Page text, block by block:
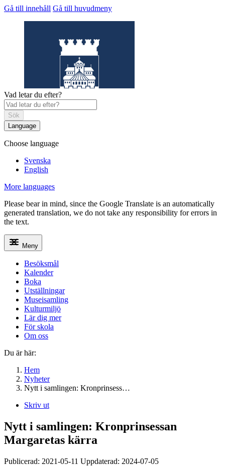
Gå till innehåll Gå till huvudmeny
Helsingborgs museum
Vad letar du efter?
Sök
Language
Choose language
Svenska
English
More languages
Please bear in mind, since the Google Translate is an automatically
generated translation, we do not take any responsibility for errors in
the text.
Meny
Besöksmål
Kalender
Boka
Utställningar
Museisamling
Kulturmiljö
Lär dig mer
För skola
Om oss
Du är här:
Hem
Nyheter
Nytt i samlingen: Kronprinsess…
Skriv ut
Nytt i samlingen: Kronprinsessan
Margaretas kärra
Publicerad: 2021-05-11 Uppdaterad: 2024-07-05